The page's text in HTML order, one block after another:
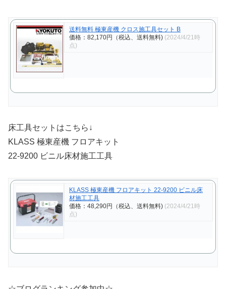
送料無料 極東産機 クロス施工具セット B
価格：82,170円（税込、送料無料) (2024/4/21時
点)
床工具セットはこちら↓
KLASS 極東産機 フロアキット
22-9200 ビニル床材施工工具
KLASS 極東産機 フロアキット 22-9200 ビニル床
材施工工具
価格：48,290円（税込、送料無料) (2024/4/21時
点)